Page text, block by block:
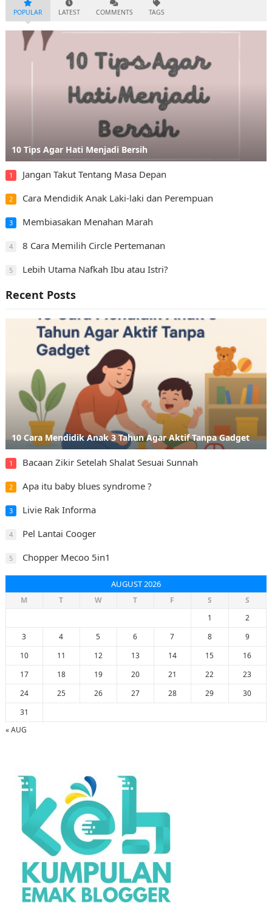
POPULAR LATEST COMMENTS TAGS
10 Tips Agar Hati Menjadi Bersih
1 Jangan Takut Tentang Masa Depan
2 Cara Mendidik Anak Laki-laki dan Perempuan
3 Membiasakan Menahan Marah
4 8 Cara Memilih Circle Pertemanan
5 Lebih Utama Nafkah Ibu atau Istri?
Recent Posts
10 Cara Mendidik Anak 3 Tahun Agar Aktif Tanpa Gadget
1 Bacaan Zikir Setelah Shalat Sesuai Sunnah
2 Apa itu baby blues syndrome ?
3 Livie Rak Informa
4 Pel Lantai Cooger
5 Chopper Mecoo 5in1
AUGUST 2026
M T W T F S
S
1
2
3
4 5 6 7 8
9
10
11 12 13 14 15
16
17
18 19 20 21 22
23
24
25 26 27 28 29
30
31
« AUG